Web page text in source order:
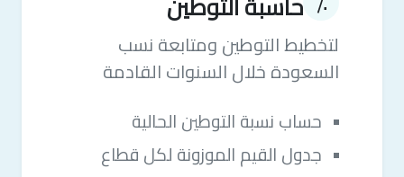
حاسبة التوطين
لتخطيط التوطين ومتابعة نسب
السعودة خلال السنوات القادمة
حساب نسبة التوطين الحالية
جدول القيم الموزونة لكل قطاع